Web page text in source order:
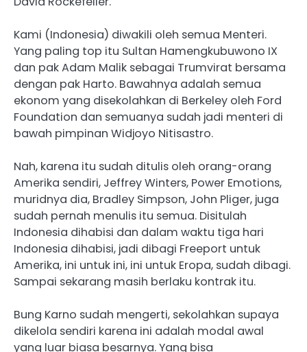
Kami (Indonesia) diwakili oleh semua Menteri.
Yang paling top itu Sultan Hamengkubuwono IX
dan pak Adam Malik sebagai Trumvirat bersama
dengan pak Harto. Bawahnya adalah semua
ekonom yang disekolahkan di Berkeley oleh Ford
Foundation dan semuanya sudah jadi menteri di
bawah pimpinan Widjoyo Nitisastro.
Nah, karena itu sudah ditulis oleh orang-orang
Amerika sendiri, Jeffrey Winters, Power Emotions,
muridnya dia, Bradley Simpson, John Pliger, juga
sudah pernah menulis itu semua. Disitulah
Indonesia dihabisi dan dalam waktu tiga hari
Indonesia dihabisi, jadi dibagi Freeport untuk
Amerika, ini untuk ini, ini untuk Eropa, sudah dibagi.
Sampai sekarang masih berlaku kontrak itu.
Bung Karno sudah mengerti, sekolahkan supaya
dikelola sendiri karena ini adalah modal awal
yang luar biasa besarnya. Yang bisa